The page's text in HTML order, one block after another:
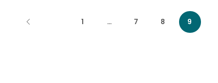
1 … 7 8 9